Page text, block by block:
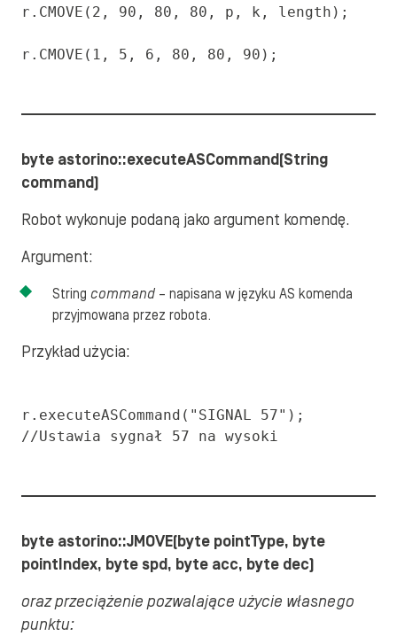
r.CMOVE(2, 90, 80, 80, p, k, length);
r.CMOVE(1, 5, 6, 80, 80, 90);
byte astorino::executeASCommand(String
command)
Robot wykonuje podaną jako argument komendę.
Argument:
String command – napisana w języku AS komenda
przyjmowana przez robota.
Przykład użycia:
r.executeASCommand("SIGNAL 57");
//Ustawia sygnał 57 na wysoki
byte astorino::JMOVE(byte pointType, byte
pointIndex, byte spd, byte acc, byte dec)
oraz przeciążenie pozwalające użycie własnego
punktu: